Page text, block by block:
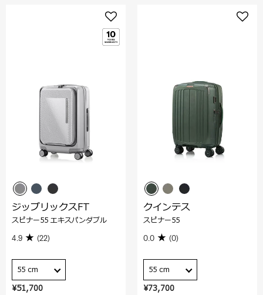
¥51,700
ジップリックスFT
スピナー55 エキスパンダブル
4.9 (22)
55 cm
¥73,700
クインテス
スピナー55
0.0 (0)
55 cm